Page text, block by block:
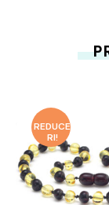
REDUCE
RI!